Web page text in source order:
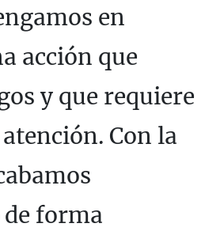
en
acción que
y que requiere
Con la
forma